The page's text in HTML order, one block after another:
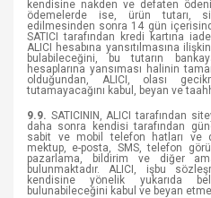
kendisine nakden ve defaten
ödemelerde ise, ürün tutarı,
edilmesinden sonra 14 gün
SATICI tarafından kredi kartına
ALICI hesabına yansıtılmasına
bulabileceğini, bu tutarın
hesaplarına yansıması halinin
olduğundan, ALICI, olası
tutamayacağını kabul, beyan ve
9.9. SATICININ, ALICI tarafından
daha sonra kendisi tarafından
sabit ve mobil telefon hatları ve
mektup, e-posta, SMS, telefon
pazarlama, bildirim ve diğer
bulunmaktadır. ALICI, işbu
kendisine yönelik yukarıda
bulunabileceğini kabul ve beyan